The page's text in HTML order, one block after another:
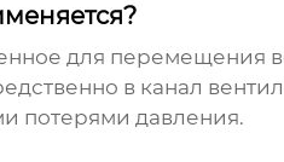
для перемещения
в канал
потерями давления.